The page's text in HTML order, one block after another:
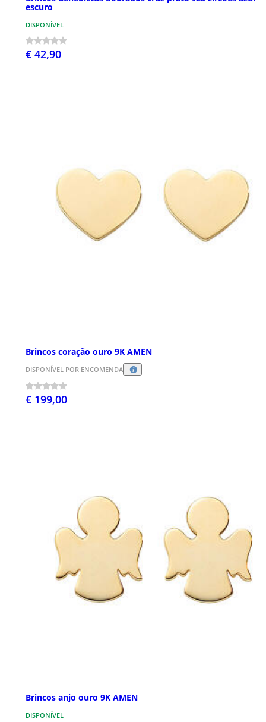
escuro
DISPONÍVEL
€ 42,90
Brincos coração ouro 9K AMEN
DISPONÍVEL POR ENCOMENDA
€ 199,00
Brincos anjo ouro 9K AMEN
DISPONÍVEL